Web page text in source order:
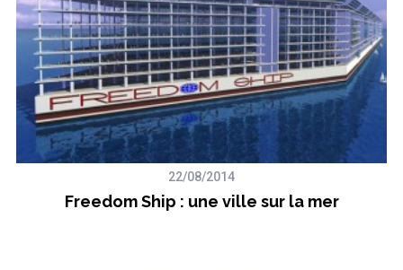
22/08/2014
Freedom Ship : une ville sur la mer